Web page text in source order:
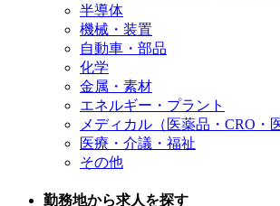
半導体
機械・装置
自動車・部品
化学
金属・素材
エネルギー・プラント
メディカル（医薬品・CRO・
医療・介議・福祉
その他
勤務地から求人を探す